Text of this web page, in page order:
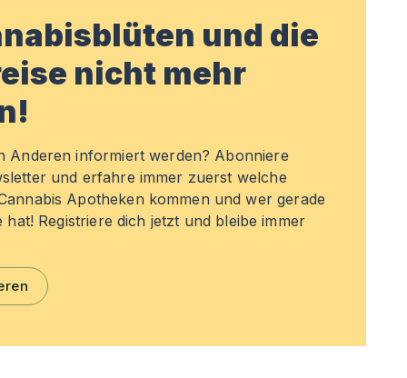
und die
nicht mehr
Anderen informiert werden? Abonniere
und erfahre immer zuerst welche
Apotheken kommen und wer gerade
hat! Registriere dich jetzt und bleibe immer